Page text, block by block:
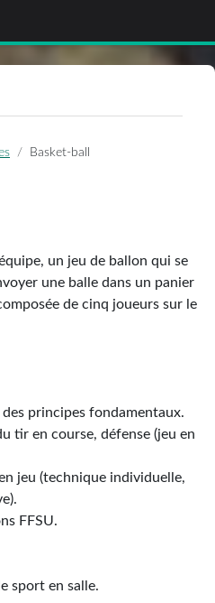
Basket-ball
un jeu de ballon qui se
une balle dans un panier
de cinq joueurs sur le
principes fondamentaux.
tir en course, défense (jeu en
jeu (technique individuelle,
FFSU.
sport en salle.